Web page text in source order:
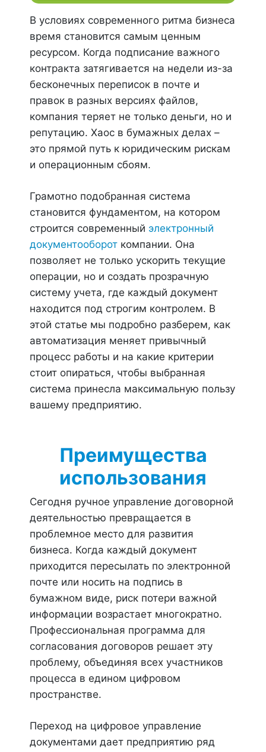
В условиях современного ритма бизнеса
время становится самым ценным
ресурсом. Когда подписание важного
контракта затягивается на недели из-за
бесконечных переписок в почте и
правок в разных версиях файлов,
компания теряет не только деньги, но и
репутацию. Хаос в бумажных делах –
это прямой путь к юридическим рискам
и операционным сбоям.
Грамотно подобранная система
становится фундаментом, на котором
строится современный электронный
документооборот компании. Она
позволяет не только ускорить текущие
операции, но и создать прозрачную
систему учета, где каждый документ
находится под строгим контролем. В
этой статье мы подробно разберем, как
автоматизация меняет привычный
процесс работы и на какие критерии
стоит опираться, чтобы выбранная
система принесла максимальную пользу
вашему предприятию.
Преимущества
использования
Сегодня ручное управление договорной
деятельностью превращается в
проблемное место для развития
бизнеса. Когда каждый документ
приходится пересылать по электронной
почте или носить на подпись в
бумажном виде, риск потери важной
информации возрастает многократно.
Профессиональная программа для
согласования договоров решает эту
проблему, объединяя всех участников
процесса в едином цифровом
пространстве.
Переход на цифровое управление
документами дает предприятию ряд